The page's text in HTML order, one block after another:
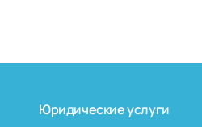
Юридические услуги